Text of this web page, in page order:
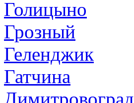
Голицыно
Грозный
Геленджик
Гатчина
Димитровоград